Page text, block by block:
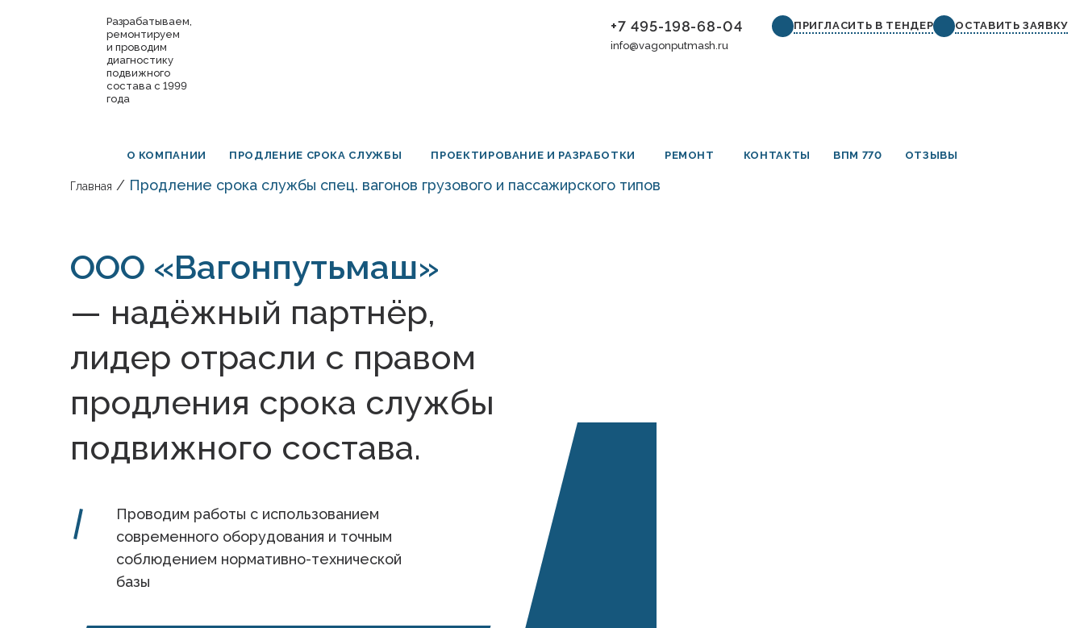
Разрабатываем,
ремонтируем
и проводим
диагностику
подвижного
состава с 1999
года
‎+7 495-198-68-04
info@vagonputmash.ru
ПРИГЛАСИТЬ В ТЕНДЕР ОСТАВИТЬ ЗАЯВКУ
О КОМПАНИИ ПРОДЛЕНИЕ СРОКА СЛУЖБЫ ПРОЕКТИРОВАНИЕ И РАЗРАБОТКИ РЕМОНТ КОНТАКТЫ ВПМ 770 ОТЗЫВЫ
Главная / Продление срока службы спец. вагонов грузового и пассажирского типов
ООО «Вагонпутьмаш»
— надёжный партнёр,
лидер отрасли с правом
продления срока службы
подвижного состава.
Проводим работы с использованием
современного оборудования и точным
соблюдением нормативно-технической
базы